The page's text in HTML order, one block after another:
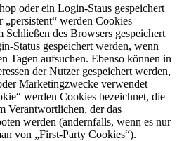
oder ein Login-Staus gespeichert
„persistent“ werden Cookies
Schließen des Browsers gespeichert
Status gespeichert werden, wenn
Tagen aufsuchen. Ebenso können in
der Nutzer gespeichert werden,
Marketingzwecke verwendet
werden Cookies bezeichnet, die
Verantwortlichen, der das
werden (andernfalls, wenn es nur
von „First-Party Cookies“).